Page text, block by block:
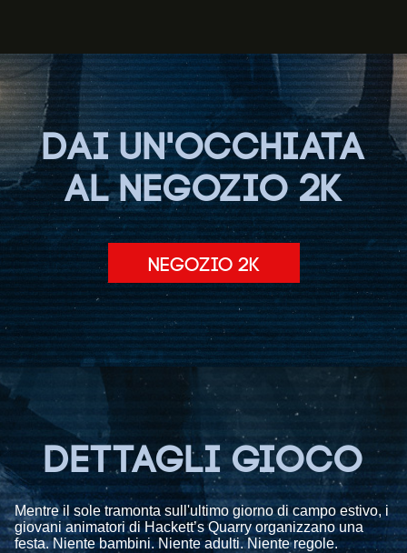
DAI UN'OCCHIATA
AL NEGOZIO 2K
NEGOZIO 2K
DETTAGLI GIOCO
Mentre il sole tramonta sull'ultimo giorno di campo estivo, i
giovani animatori di Hackett’s Quarry organizzano una
festa. Niente bambini. Niente adulti. Niente regole.